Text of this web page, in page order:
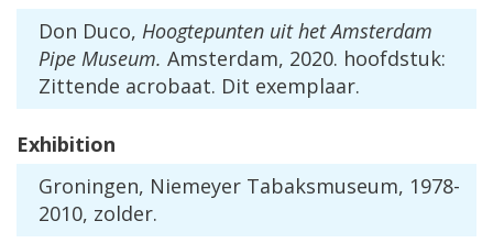
Don Duco, Hoogtepunten uit het Amsterdam
Pipe Museum. Amsterdam, 2020. hoofdstuk:
Zittende acrobaat. Dit exemplaar.
Exhibition
Groningen, Niemeyer Tabaksmuseum, 1978-
2010, zolder.